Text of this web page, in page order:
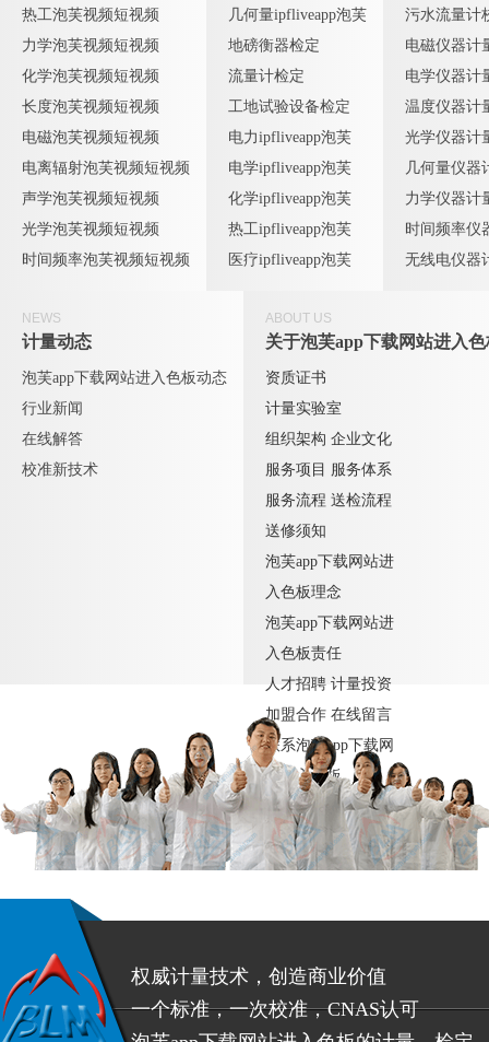
热工泡芙视频短视频
力学泡芙视频短视频
化学泡芙视频短视频
长度泡芙视频短视频
电磁泡芙视频短视频
电离辐射泡芙视频短视频
声学泡芙视频短视频
光学泡芙视频短视频
时间频率泡芙视频短视频
几何量ipfliveapp泡芙
地磅衡器检定
流量计检定
工地试验设备检定
电力ipfliveapp泡芙
电学ipfliveapp泡芙
化学ipfliveapp泡芙
热工ipfliveapp泡芙
医疗ipfliveapp泡芙
污水流量计
电磁仪器计
电学仪器计
温度仪器计
光学仪器计
几何量仪器
力学仪器计
时间频率仪
无线电仪器
NEWS
计量动态
泡芙app下载网站进入色板动态
行业新闻
在线解答
校准新技术
ABOUT US
关于泡芙app下载网站进入色
资质证书
计量实验室
组织架构 企业文化
服务项目
服务体系
服务流程 送检流程
送修须知
泡芙app下载网站进
入色板理念
泡芙app下载网站进
入色板责任
人才招聘 计量投资
加盟合作 在线留言
联系泡芙app下载网
站进入色板
权威计量技术，创造商业价值
一个标准，一次校准，CNAS认可